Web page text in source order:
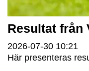
Resultat från
2026-07-30 10:21
Här presenteras